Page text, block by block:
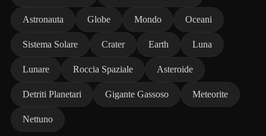
Astronauta Globe Mondo Oceani
Sistema Solare Crater Earth Luna
Lunare Roccia Spaziale Asteroide
Detriti Planetari Gigante Gassoso Meteorite
Nettuno